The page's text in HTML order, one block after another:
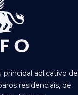
principal aplicativo de
residenciais, de